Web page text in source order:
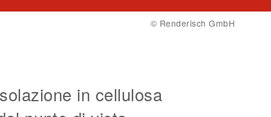
© Renderisch GmbH
in cellulosa